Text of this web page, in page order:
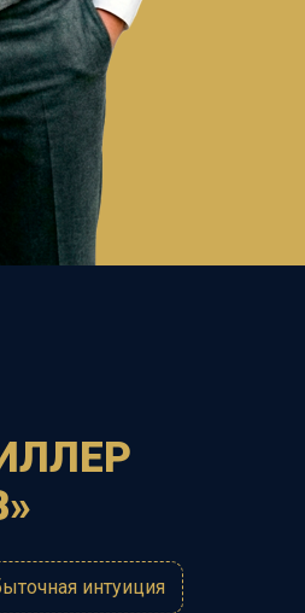
интуиция